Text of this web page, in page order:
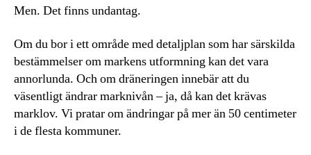
Men. Det finns undantag.
Om du bor i ett område med detaljplan som har särskilda
bestämmelser om markens utformning kan det vara
annorlunda. Och om dräneringen innebär att du
väsentligt ändrar marknivån – ja, då kan det krävas
marklov. Vi pratar om ändringar på mer än 50 centimeter
i de flesta kommuner.